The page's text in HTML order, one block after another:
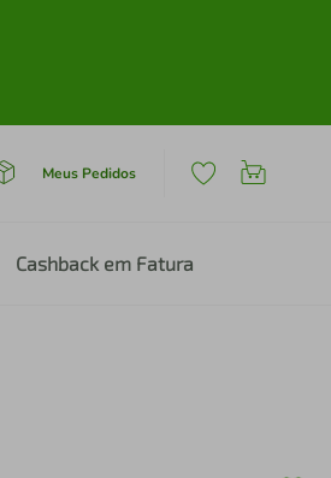
Meus Pedidos
Cashback em Fatura